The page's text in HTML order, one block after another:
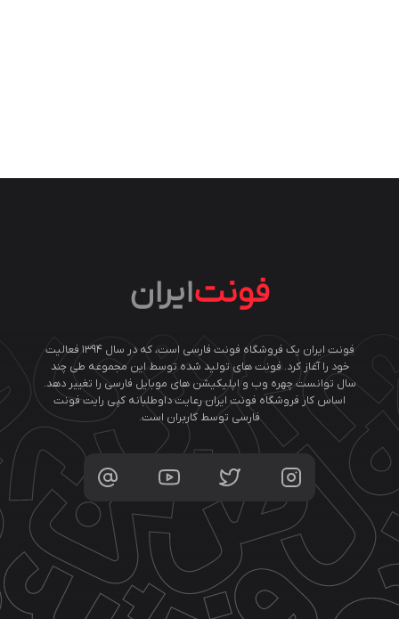
فونت ایران یک فروشگاه فونت فارسی است، که در سال ۱۳۹۴ فعالیت
خود را آغاز کرد. فونت های تولید شده توسط این مجموعه طی چند
سال توانست چهره وب و اپلیکیشن های موبایل فارسی را تغییر دهد.
اساس کار فروشگاه فونت ایران رعایت داوطلبانه کپی رایت فونت
فارسی توسط کاربران است.